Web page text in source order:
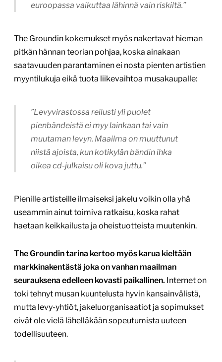
euroopassa vaikuttaa lähinnä vain riskiltä.”
The Groundin kokemukset myös nakertavat hieman
pitkän hännan teorian pohjaa, koska ainakaan
saatavuuden parantaminen ei nosta pienten artistien
myyntilukuja eikä tuota liikevaihtoa musakaupalle:
”Levyvirastossa reilusti yli puolet
pienbändeistä ei myy lainkaan tai vain
muutaman levyn. Maailma on muuttunut
niistä ajoista, kun kotikylän bändin ihka
oikea cd-julkaisu oli kova juttu.”
Pienille artisteille ilmaiseksi jakelu voikin olla yhä
useammin ainut toimiva ratkaisu, koska rahat
haetaan keikkailusta ja oheistuotteista muutenkin.
The Groundin tarina kertoo myös karua kieltään
markkinakentästä joka on vanhan maailman
seurauksena edelleen kovasti paikallinen. Internet on
toki tehnyt musan kuuntelusta hyvin kansainvälistä,
mutta levy-yhtiöt, jakeluorganisaatiot ja sopimukset
eivät ole vielä lähelläkään sopeutumista uuteen
todellisuuteen.